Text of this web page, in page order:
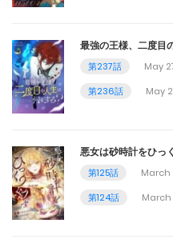
第298話
December 10, 2023
第297話
December 2, 2023
December 1, 2023
第295話
最強の王様、二度目
第237話
May
第236話
May
悪女は砂時計をひっ
第125話
March
第124話
March